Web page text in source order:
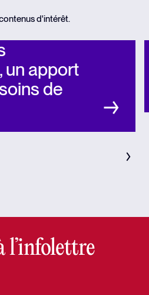
d'intérêt.
un apport
de
l’infolettre